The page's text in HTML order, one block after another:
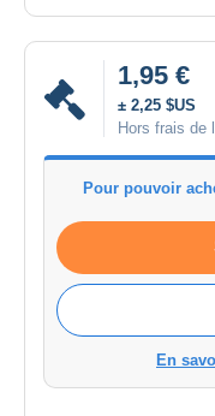
1,95 €
± 2,25 $US
Hors frais de
Pour pouvoir
En